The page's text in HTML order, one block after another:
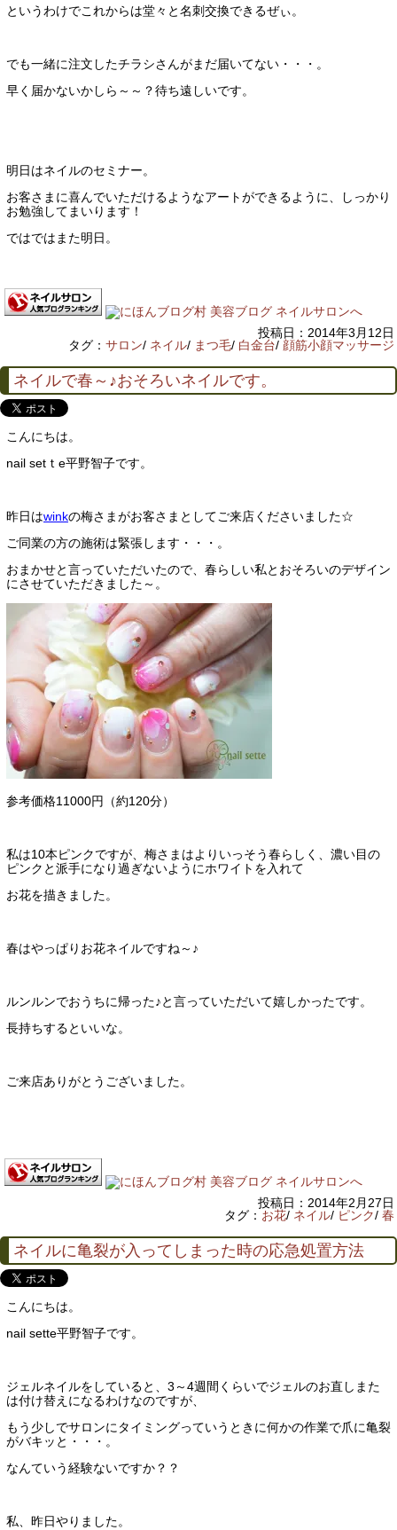
というわけでこれからは堂々と名刺交換できるぜぃ。
でも一緒に注文したチラシさんがまだ届いてない・・・。
早く届かないかしら～～？待ち遠しいです。
明日はネイルのセミナー。
お客さまに喜んでいただけるようなアートができるように、しっかり
お勉強してまいります！
ではではまた明日。
投稿日：2014年3月12日
タグ： サロン/ ネイル/ まつ毛/ 白金台/ 顔筋小顔マッサージ
ネイルで春～♪おそろいネイルです。
こんにちは。
nail setｔe平野智子です。
昨日はwinkの梅さまがお客さまとしてご来店くださいました☆
ご同業の方の施術は緊張します・・・。
おまかせと言っていただいたので、春らしい私とおそろいのデザイン
にさせていただきました～。
参考価格11000円（約120分）
私は10本ピンクですが、梅さまはよりいっそう春らしく、濃い目の
ピンクと派手になり過ぎないようにホワイトを入れて
お花を描きました。
春はやっぱりお花ネイルですね～♪
ルンルンでおうちに帰った♪と言っていただいて嬉しかったです。
長持ちするといいな。
ご来店ありがとうございました。
投稿日：2014年2月27日
タグ： お花/ ネイル/ ピンク/ 春
ネイルに亀裂が入ってしまった時の応急処置方法
こんにちは。
nail sette平野智子です。
ジェルネイルをしていると、3～4週間くらいでジェルのお直しまた
は付け替えになるわけなのですが、
もう少しでサロンにタイミングっていうときに何かの作業で爪に亀裂
がバキッと・・・。
なんていう経験ないですか？？
私、昨日やりました。